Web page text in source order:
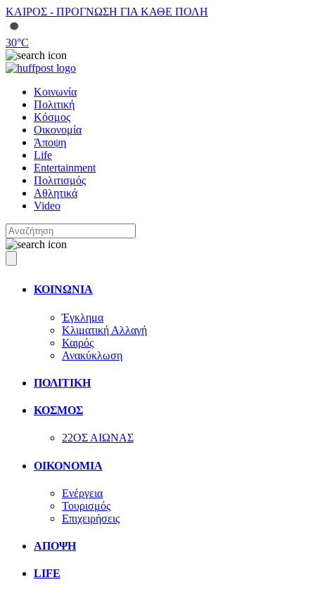
ΚΑΙΡΟΣ - ΠΡΟΓΝΩΣΗ ΓΙΑ ΚΑΘΕ ΠΟΛΗ
30°C
Κοινωνία
Πολιτική
Κόσμος
Οικονομία
Άποψη
Life
Entertainment
Πολιτισμός
Αθλητικά
Video
ΚΟΙΝΩΝΙΑ
Έγκλημα
Κλιματική Αλλαγή
Καιρός
Ανακύκλωση
ΠΟΛΙΤΙΚΗ
ΚΟΣΜΟΣ
22ΟΣ ΑΙΩΝΑΣ
ΟΙΚΟΝΟΜΙΑ
Ενέργεια
Τουρισμός
Επιχειρήσεις
ΑΠΟΨΗ
LIFE